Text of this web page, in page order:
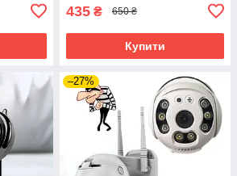
435 ₴ 650 ₴
Купити
–27%